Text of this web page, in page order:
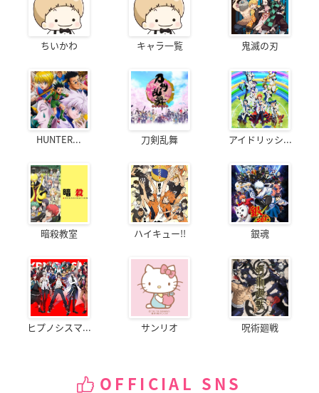
ちいかわ キャラ一覧 鬼滅の刃
HUNTER... 刀剣乱舞 アイドリッシ...
暗殺教室 ハイキュー!! 銀魂
ヒプノシスマ... サンリオ 呪術廻戦
OFFICIAL SNS